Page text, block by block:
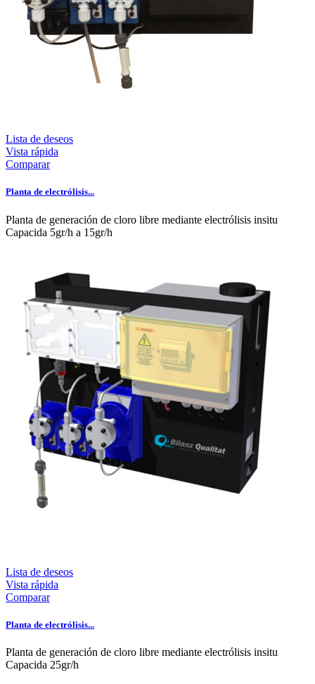
Lista de deseos
Vista rápida
Comparar
Planta de electrólisis...
Planta de generación de cloro libre mediante electrólisis insitu
Capacida 5gr/h a 15gr/h
Lista de deseos
Vista rápida
Comparar
Planta de electrólisis...
Planta de generación de cloro libre mediante electrólisis insitu
Capacida 25gr/h